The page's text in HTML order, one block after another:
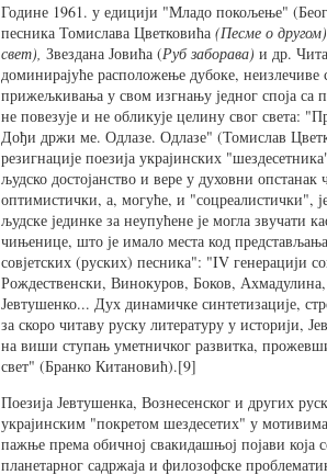
Године 1961. у едицији "Младо покољење"
песника Томислава Цветковића (Песме о
свет), Звездана Јовића (Руб заборава) и др.
доминирајуће расположење дубоке, неизлечиве
прижељкивања у свом изгнању једног споја са
не повезује и не обликује целину свог света:
Дођи држи ме. Одлазе. Одлазе" (Томислав
резигнације поезија украјинских
људско достојанство и вере у духовни опстанак
оптимистички, а, могуће, и "соцреалистички",
људске јединке за неупућене је могла звучати
чињенице, што је имало места код
совјетских (руских) песника": "IV генерацији
Рождественски, Винокуров, Боков,
Јевтушенко... Дух динамичке синтетизације,
за скоро читаву руску литературу у историји,
на виши ступањ уметничког развитка,
свет" (Бранко Китановић).[9]
Поезија Јевтушенка, Вознесенског и других
украјинским "покретом шездесетих" у
пажње према обичној свакидашњој појави која
планетарног садржаја и филозофске